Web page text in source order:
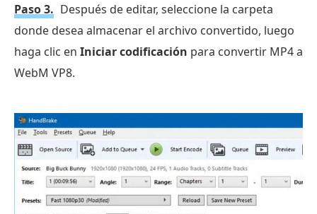
Paso 3. Después de editar, seleccione la carpeta
donde desea almacenar el archivo convertido, luego
haga clic en Iniciar codificación para convertir MP4 a
WebM VP8.